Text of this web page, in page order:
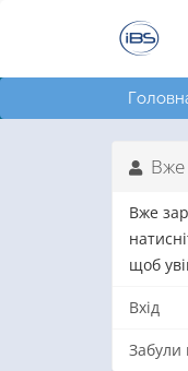
Вже
Вже
щоб
Вхід
Забули